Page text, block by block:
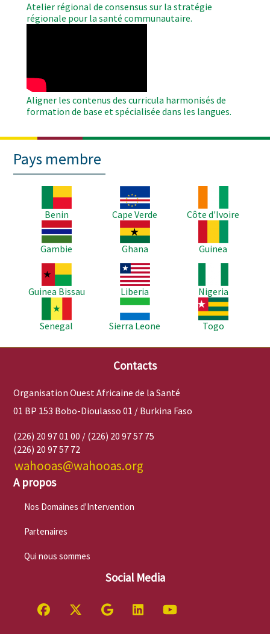
Atelier régional de consensus sur la stratégie
régionale pour la santé communautaire.
Aligner les contenus des curricula harmonisés de
formation de base et spécialisée dans les langues.
Pays membre
Benin
Image
Cape Verde
Côte d'Ivoire
Image
Gambie
Image
Ghana
Guinea
Image
Guinea Bissau
Image
Liberia
Nigeria
Senegal
Image
Sierra Leone
Image
Togo
Contacts
Organisation Ouest Africaine de la Santé
01 BP 153 Bobo-Dioulasso 01 / Burkina Faso
(226) 20 97 01 00 / (226) 20 97 57 75
(226) 20 97 57 72
wahooas@wahooas.org
A propos
Nos Domaines d'Intervention
Partenaires
Qui nous sommes
Social Media